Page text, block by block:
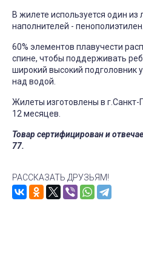
В жилете используется один из
наполнителей - пенополиэтилен.
60% элементов плавучести
спине, чтобы поддерживать
широкий высокий подголовник
над водой.
Жилеты изготовлены в г.Санкт-
12 месяцев.
Товар сертифицирован и
77.
РАССКАЗАТЬ ДРУЗЬЯМ!